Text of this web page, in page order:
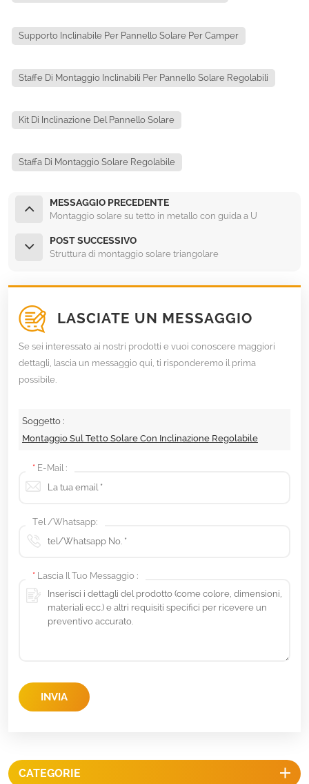
Supporto Inclinabile Per Pannello Solare Per Camper
Staffe Di Montaggio Inclinabili Per Pannello Solare Regolabili
Kit Di Inclinazione Del Pannello Solare
Staffa Di Montaggio Solare Regolabile
MESSAGGIO PRECEDENTE
Montaggio solare su tetto in metallo con guida a U
POST SUCCESSIVO
Struttura di montaggio solare triangolare
LASCIATE UN MESSAGGIO
Se sei interessato ai nostri prodotti e vuoi conoscere maggiori
dettagli, lascia un messaggio qui, ti risponderemo il prima
possibile.
Soggetto :
Montaggio Sul Tetto Solare Con Inclinazione Regolabile
* E-Mail :
Tel /Whatsapp:
* Lascia Il Tuo Messaggio :
INVIA
CATEGORIE